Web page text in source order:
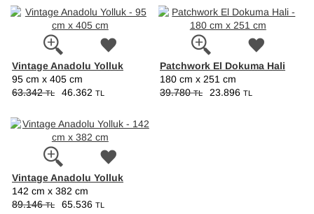
Vintage Anadolu Yolluk
95 cm x 405 cm
63.342TL 46.362 TL
Patchwork El Dokuma Hali
180 cm x 251 cm
39.780TL 23.896 TL
Vintage Anadolu Yolluk
142 cm x 382 cm
89.146TL 65.536 TL